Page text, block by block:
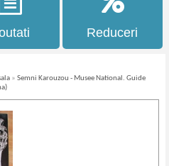
Reduceri
»Semni Karouzou - Musee National. Guide